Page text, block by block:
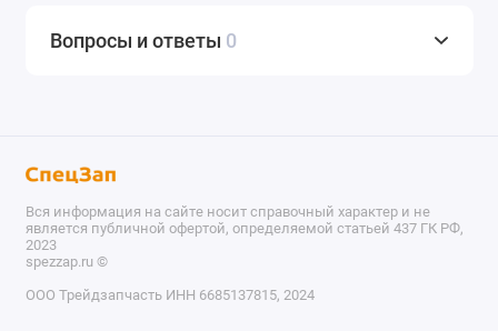
Вопросы и ответы 0
Вся информация на сайте носит справочный характер и не
является публичной офертой, определяемой статьей 437 ГК РФ,
2023
spezzap.ru ©️
ООО Трейдзапчасть ИНН 6685137815, 2024